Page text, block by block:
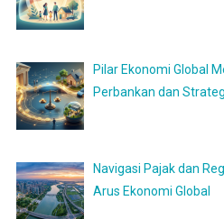
Pilar Ekonomi Global
Perbankan dan
Navigasi Pajak dan
Arus Ekonomi Global